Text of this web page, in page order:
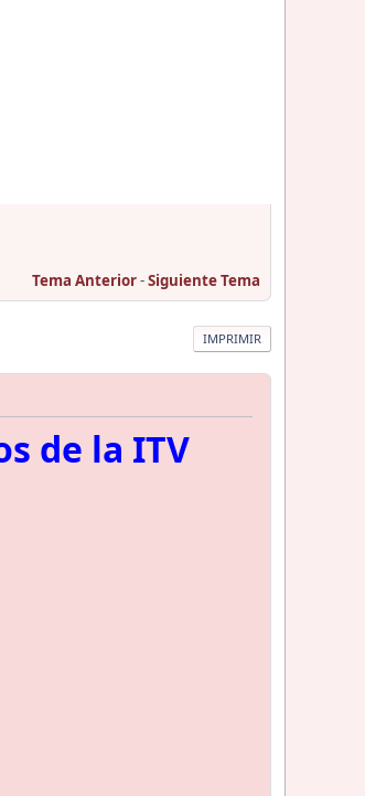
Tema Anterior-Siguiente Tema
IMPRIMIR
de la ITV